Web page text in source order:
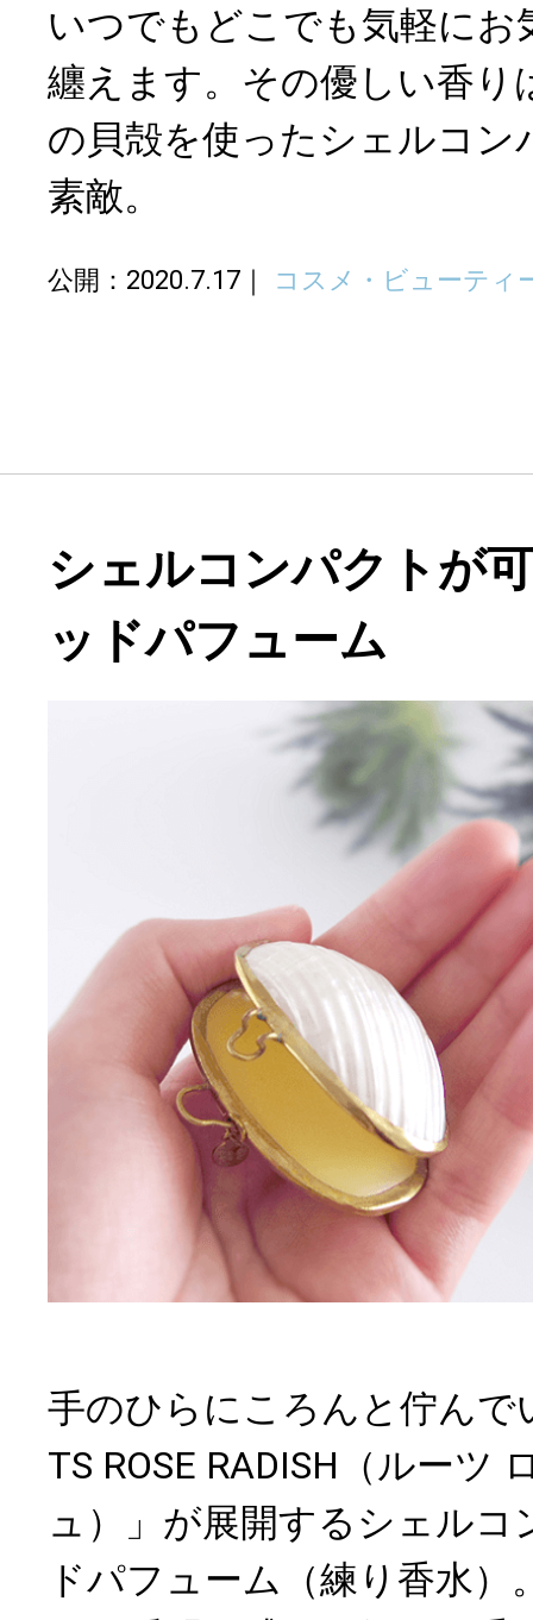
いつでもどこでも気軽にお
纏えます。その優しい香り
の貝殻を使ったシェルコン
素敵。
公開：2020.7.17 コスメ・ビューティ
シェルコンパクトが
ッドパフューム
手のひらにころんと佇んで
TS ROSE RADISH（ルーツ
ュ）」が展開するシェル
ドパフューム（練り香水）